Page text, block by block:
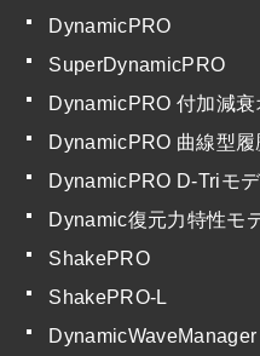
DynamicPRO
SuperDynamicPRO
DynamicPRO 付加減衰
DynamicPRO 曲線型
DynamicPRO D-Triモ
Dynamic復元力特性モ
ShakePRO
ShakePRO-L
DynamicWaveManager